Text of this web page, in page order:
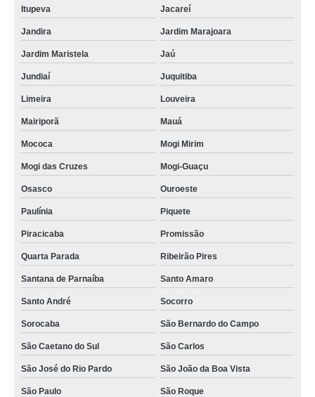
Itupeva Jacareí
Jandira Jardim Marajoara
Jardim Maristela Jaú
Jundiaí Juquitiba
Limeira Louveira
Mairiporã Mauá
Mococa Mogi Mirim
Mogi das Cruzes Mogi-Guaçu
Osasco Ouroeste
Paulínia Piquete
Piracicaba Promissão
Quarta Parada Ribeirão Pires
Santana de Parnaíba Santo Amaro
Santo André Socorro
Sorocaba São Bernardo do Campo
São Caetano do Sul São Carlos
São José do Rio Pardo São João da Boa Vista
São Paulo São Roque